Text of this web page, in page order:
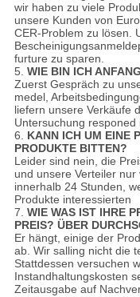
wir haben zu viele
unsere Kunden von
CER-Problem zu lösen.
furture zu sparen.
5. WIE BIN ICH
Zuerst Gespräch zu
medel,
liefern unsere Verkäufe
Untersuchung
6. KANN ICH UM EINE
PRODUKTE BITTEN?
Leider sind nein, die
und unsere Verteiler
innerhalb 24 Stunden,
Produkte interessierten
7. WIE WAS IST IHRE
PREIS? ÜBER
Er hängt, einige der
ab. Wir salling nicht die
Stattdessen versuchen
Instandhaltungskosten
Zeitausgabe auf